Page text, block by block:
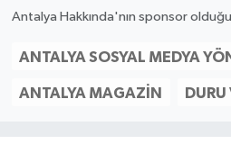
Antalya Hakkında'nın sponsor olduğu
ANTALYA SOSYAL MEDYA
ANTALYA MAGAZIN DURU